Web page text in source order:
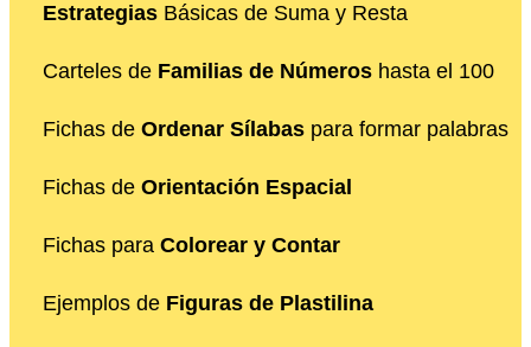
Estrategias Básicas de Suma y Resta
Carteles de Familias de Números hasta el 100
Fichas de Ordenar Sílabas para formar palabras
Fichas de Orientación Espacial
Fichas para Colorear y Contar
Ejemplos de Figuras de Plastilina